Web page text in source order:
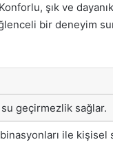
şık ve
bir deneyim
geçirmezlik sağlar.
ile kişisel